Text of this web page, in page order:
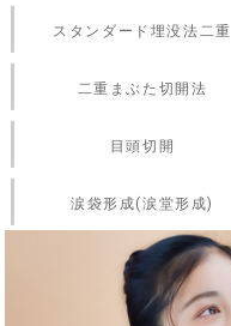
スタンダード埋没法二重
二重まぶた切開法
目頭切開
涙袋形成(涙堂形成)